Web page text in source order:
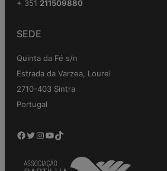
+ 351 211509880
SEDE
Quinta da Fé s/n
Estrada da Varzea, Lourel
2710-403 Sintra
Portugal
Facebook Twitter Instagram YouTube TikTok